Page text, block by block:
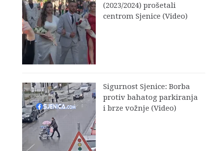
(2023/2024) prošetali
centrom Sjenice (Video)
Sigurnost Sjenice: Borba
protiv bahatog parkiranja
i brze vožnje (Video)